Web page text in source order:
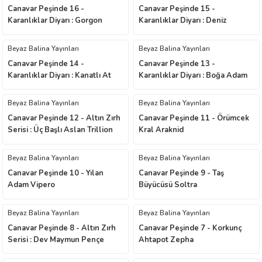
Canavar Peşinde 16 -
Karanlıklar Diyarı : Gorgon
Canavar Peşinde 15 -
Karanlıklar Diyarı : Deniz
Beyaz Balina Yayınları
Canavar Peşinde 14 -
Karanlıklar Diyarı : Kanatlı At
Beyaz Balina Yayınları
Canavar Peşinde 13 -
Karanlıklar Diyarı : Boğa Adam
Beyaz Balina Yayınları
Canavar Peşinde 12 - Altın Zırh
Serisi : Üç Başlı Aslan Trillion
Beyaz Balina Yayınları
Canavar Peşinde 11 - Örümcek
Kral Araknid
Beyaz Balina Yayınları
Canavar Peşinde 10 - Yılan
Adam Vipero
Beyaz Balina Yayınları
Canavar Peşinde 9 - Taş
Büyücüsü Soltra
Beyaz Balina Yayınları
Canavar Peşinde 8 - Altın Zırh
Serisi : Dev Maymun Pençe
Beyaz Balina Yayınları
Canavar Peşinde 7 - Korkunç
Ahtapot Zepha